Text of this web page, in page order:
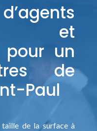
et
pour un
de
Paul
taille de la surface à